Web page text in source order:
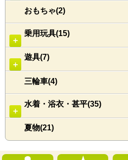
おもちゃ(2)
＋
乗用玩具(15)
＋
遊具(7)
三輪車(4)
＋
水着・浴衣・甚平(35)
夏物(21)